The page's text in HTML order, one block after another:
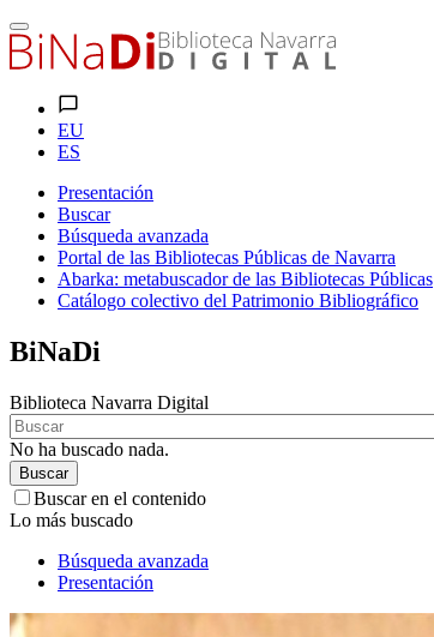
EU
ES
Presentación
Buscar
Búsqueda avanzada
Portal de las Bibliotecas Públicas de Navarra
Abarka: metabuscador de las Bibliotecas Públicas
Catálogo colectivo del Patrimonio Bibliográfico
BiNaDi
Biblioteca Navarra Digital
No ha buscado nada.
Buscar
Buscar en el contenido
Lo más buscado
Búsqueda avanzada
Presentación